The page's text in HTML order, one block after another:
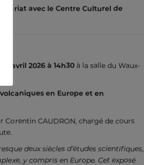
avec le Centre Culturel de
avril 2026 à 14h30à la salle du Waux-
en Europe et en
Corentin CAUDRON, chargé de cours
deux siècles d’études scientifiques,
y compris en Europe. Cet exposé